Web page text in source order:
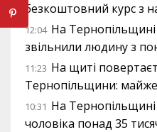
безкоштовний курс з
12:04 На
звільнили людину з
11:23 На щиті
Тернопільщини: майже
10:31 На Тернопільщині
чоловіка понад 35